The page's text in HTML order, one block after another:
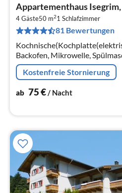
Appartementhaus
4 Gäste50 m21 Schlafzimmer
81 Bewertungen
Backofen, Mikrowelle,
Wohn-/
Kostenfreie Stornierung
ab 75€/ Nacht